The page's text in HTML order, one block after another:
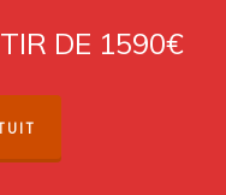
DE 1590€